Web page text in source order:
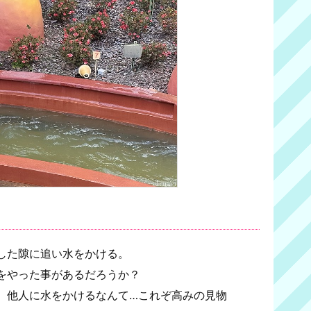
隙に追い水をかける。
った事があるだろうか？
他人に水をかけるなんて…これぞ高みの見物